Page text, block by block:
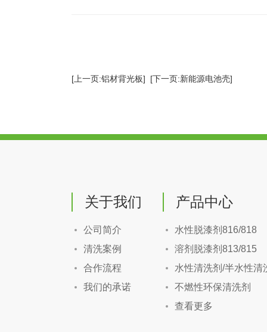
[上一页:铝材背光板] [下一页:新能源电池壳]
关于我们
公司简介
清洗案例
合作流程
我们的承诺
产品中心
水性脱漆剂816/818
溶剂脱漆剂813/815
水性清洗剂/半水性清
不燃性环保清洗剂
查看更多